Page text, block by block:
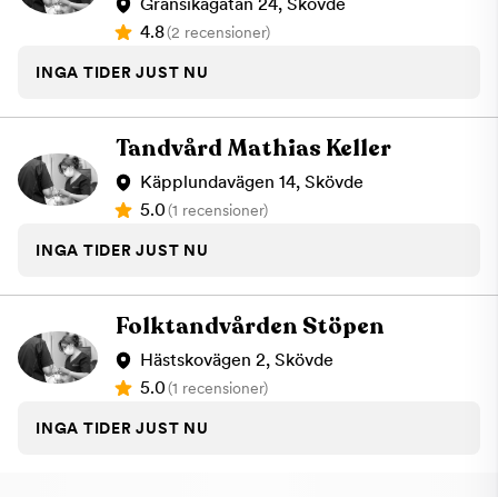
4.8(2 recensioner)
INGA TIDER JUST NU
Tandvård Mathias Keller
Käpplundavägen 14, Skövde
5.0(1 recensioner)
INGA TIDER JUST NU
Folktandvården Stöpen
Hästskovägen 2, Skövde
5.0(1 recensioner)
INGA TIDER JUST NU